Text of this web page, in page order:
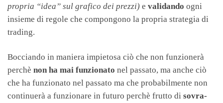
propria “idea” sul grafico dei prezzi) e validando ogni
insieme di regole che compongono la propria strategia di
trading.
Bocciando in maniera impietosa ciò che non funzionerà
perchè non ha mai funzionato nel passato, ma anche ciò
che ha funzionato nel passato ma che probabilmente non
continuerà a funzionare in futuro perchè frutto di sovra-